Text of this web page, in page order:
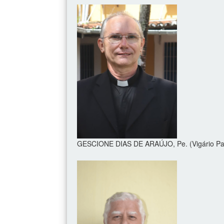
GESCIONE DIAS DE ARAÚJO, Pe. (Vigário